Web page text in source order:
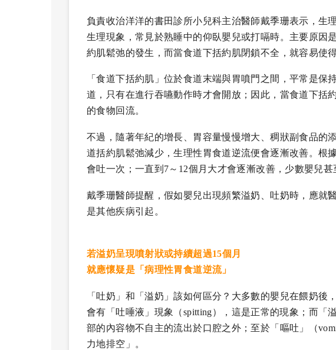
負責收治洋洋的書田診所小兒科主治醫師戴季珊表示，生
生理現象，常見於熟睡中的仰臥嬰兒或打嗝時。主要原因
約肌鬆弛的發生，而當食道下括約肌閉鎖不全，就容易使
「食道下括約肌」位於食道末端與胃噴門之間，平常是保
道，只有在進行吞嚥動作時才會開放；因此，當食道下括
的食物回流。
不過，隨著年紀的增長、胃容量慢慢增大、稠狀副食品的
道括約肌鬆弛減少，生理性胃食道逆流便會逐漸改善。根
會吐一次；一直到7～12個月大才會逐漸改善，少數嬰兒甚
戴季珊醫師提醒，假如嬰兒出現頻繁溢奶、吐奶時，應就
是其他疾病引起。
若溢奶呈現噴射狀或持續超過15個月
就應懷疑是「病理性胃食道逆流」
「吐奶」和「溢奶」該如何區分？大多數的嬰兒在餵奶後
會有「吐唾液」現象（spitting），這是正常的現象；而「
部的內容物不自主的流出於口腔之外；至於「嘔吐」（
力地排空」。